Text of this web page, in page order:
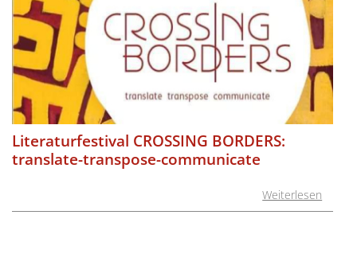
Literaturfestival CROSSING BORDERS:
translate-transpose-communicate
Weiterlesen